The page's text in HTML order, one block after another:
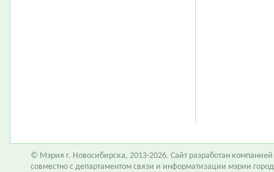
© Мэрия г. Новосибирска, 2013-2026. Сайт разработан компанией
совместно с департаментом связи и информатизации мэрии